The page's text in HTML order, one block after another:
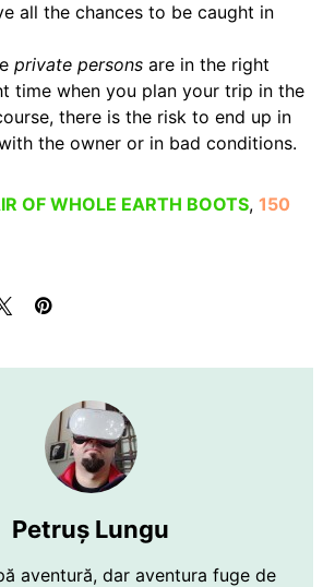
all the chances to be caught in
private persons are in the right
time when you plan your trip in the
there is the risk to end up in
the owner or in bad conditions.
OF WHOLE EARTH BOOTS, 150
Petruș Lungu
aventură, dar aventura fuge de